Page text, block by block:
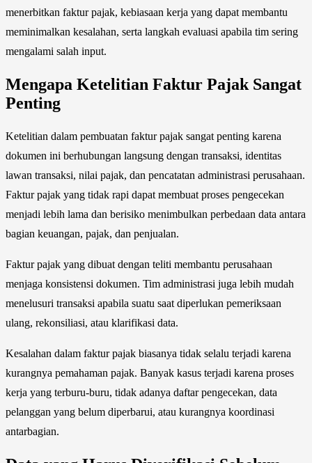
menerbitkan faktur pajak, kebiasaan kerja yang dapat membantu
meminimalkan kesalahan, serta langkah evaluasi apabila tim sering
mengalami salah input.
Mengapa Ketelitian Faktur Pajak Sangat
Penting
Ketelitian dalam pembuatan faktur pajak sangat penting karena
dokumen ini berhubungan langsung dengan transaksi, identitas
lawan transaksi, nilai pajak, dan pencatatan administrasi perusahaan.
Faktur pajak yang tidak rapi dapat membuat proses pengecekan
menjadi lebih lama dan berisiko menimbulkan perbedaan data antara
bagian keuangan, pajak, dan penjualan.
Faktur pajak yang dibuat dengan teliti membantu perusahaan
menjaga konsistensi dokumen. Tim administrasi juga lebih mudah
menelusuri transaksi apabila suatu saat diperlukan pemeriksaan
ulang, rekonsiliasi, atau klarifikasi data.
Kesalahan dalam faktur pajak biasanya tidak selalu terjadi karena
kurangnya pemahaman pajak. Banyak kasus terjadi karena proses
kerja yang terburu-buru, tidak adanya daftar pengecekan, data
pelanggan yang belum diperbarui, atau kurangnya koordinasi
antarbagian.